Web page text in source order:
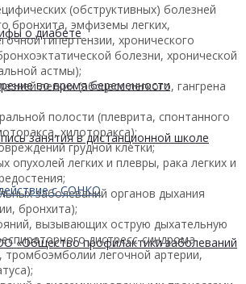
о диабете
во время беременности
занятия в дистанционной школе
с СОНКО
«Общество профилактики заболеваний
(обструктивных) болезней
бронхита, эмфиземы легких,
гипертензии, хронического
болезни, хронической
астмы);
легких (абсцесс легкого, гангрена
полости (плеврита, спонтанного
хилоторакса);
грудной клетки;
опухолей легких и плевры, рака легких и
заболеваний органов дыхания
бронхита);
вызывающих острую дыхательную
дистресс-синдрома
тромбоэмболии легочной артерии,